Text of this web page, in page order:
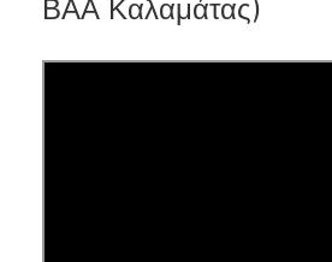
ΒΑΑ Καλαμάτας)